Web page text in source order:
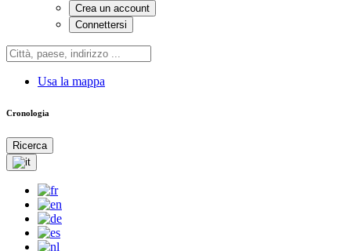
Crea un account
Connettersi
Usa la mappa
Cronologia
Ricerca